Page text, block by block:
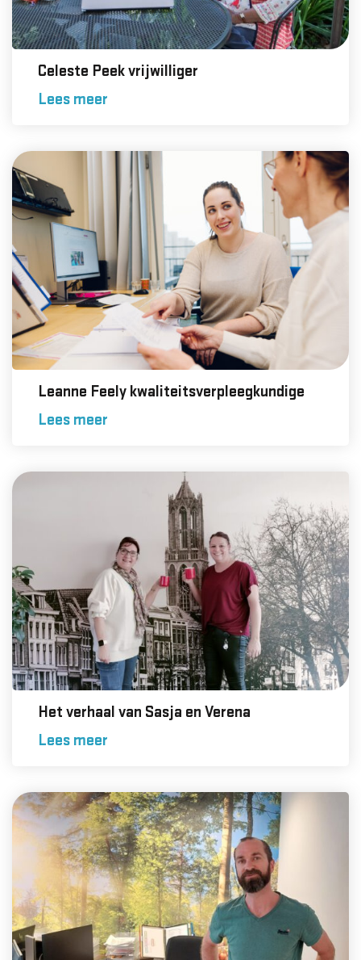
Celeste Peek vrijwilliger
Lees meer
Leanne Feely kwaliteitsverpleegkundige
Lees meer
Het verhaal van Sasja en Verena
Lees meer